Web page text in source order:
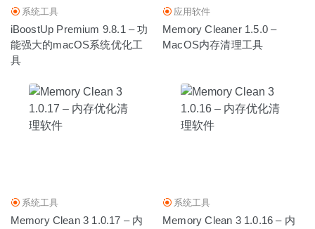
系统工具
iBoostUp Premium 9.8.1 – 功
能强大的macOS系统优化工
具
应用软件
Memory Cleaner 1.5.0 –
MacOS内存清理工具
系统工具
Memory Clean 3 1.0.17 – 内
系统工具
Memory Clean 3 1.0.16 – 内